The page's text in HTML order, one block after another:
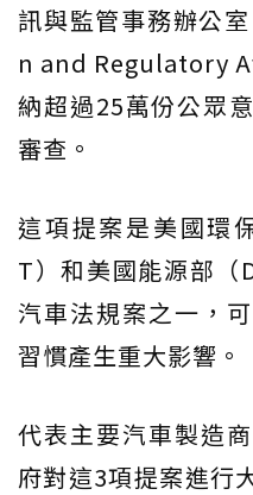
訊與監管事務辦公
n and Regulatory
納超過25萬份公眾
審查。
這項提案是美國環
T）和美國能源部（
汽車法規案之一，
習慣產生重大影響。
代表主要汽車製造
府對這3項提案進行